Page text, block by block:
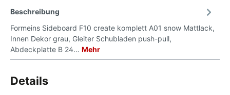
Beschreibung
Formeins Sideboard F10 create komplett A01 snow Mattlack,
Innen Dekor grau, Gleiter Schubladen push-pull,
Abdeckplatte B 24… Mehr
Details